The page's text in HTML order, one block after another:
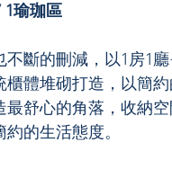
1瑜珈區
斷的刪減，以1房1
體堆砌打造，以簡
舒心的角落，收納
的生活態度。